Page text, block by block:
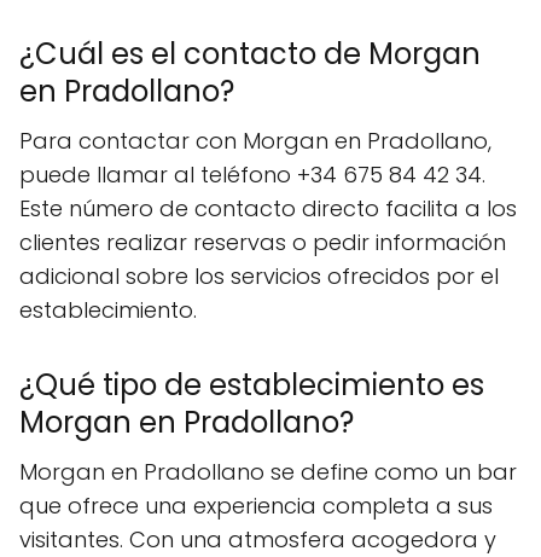
¿Cuál es el contacto de Morgan
en Pradollano?
Para contactar con Morgan en Pradollano,
puede llamar al teléfono +34 675 84 42 34.
Este número de contacto directo facilita a los
clientes realizar reservas o pedir información
adicional sobre los servicios ofrecidos por el
establecimiento.
¿Qué tipo de establecimiento es
Morgan en Pradollano?
Morgan en Pradollano se define como un bar
que ofrece una experiencia completa a sus
visitantes. Con una atmosfera acogedora y